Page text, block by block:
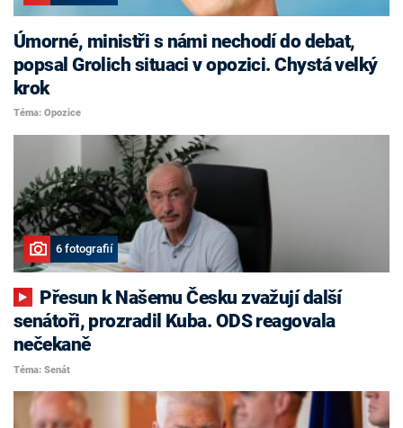
Úmorné, ministři s námi nechodí do debat,
popsal Grolich situaci v opozici. Chystá velký
krok
Téma: Opozice
6 fotografií
senátoři, prozradil Kuba. ODS reagovala
nečekaně
Téma: Senát